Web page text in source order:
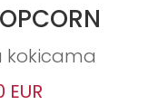
kokicama
EUR